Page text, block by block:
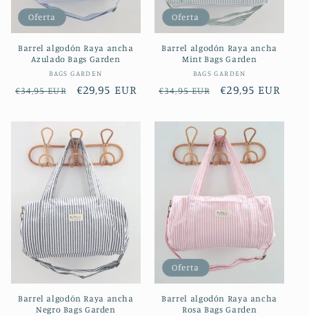
Oferta
Barrel algodón Raya ancha
Azulado Bags Garden
Proveedor:
BAGS GARDEN
Precio
€34,95 EUR
Precio
€29,95 EUR
Oferta
Barrel algodón Raya ancha
Mint Bags Garden
Proveedor:
BAGS GARDEN
Precio
€34,95 EUR
Precio
oferta
€29,95 EUR
Barrel algodón Raya ancha
Negro Bags Garden
Oferta
Barrel algodón Raya ancha
Rosa Bags Garden